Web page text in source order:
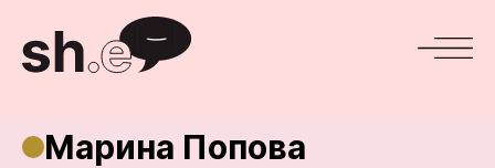
Марина Попова